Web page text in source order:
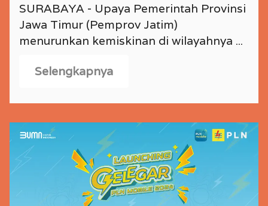
SURABAYA - Upaya Pemerintah Provinsi
Jawa Timur (Pemprov Jatim)
menurunkan kemiskinan di wilayahnya ...
Selengkapnya